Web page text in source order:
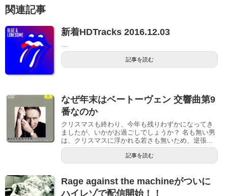
関連記事
新着HDTracks 2016.12.03
記事を読む
なぜ年末はベートーヴェン 交響曲第9
番なのか
クリスマスも終わり、今年も残りわずかになってき
ましたが、いかがお過ごしでしょうか？ 名も無い男
は、クリスマスに浮かれる若さも無いため、逆張...
記事を読む
Rage against the machineがついに
ハイレゾで配信開始！！